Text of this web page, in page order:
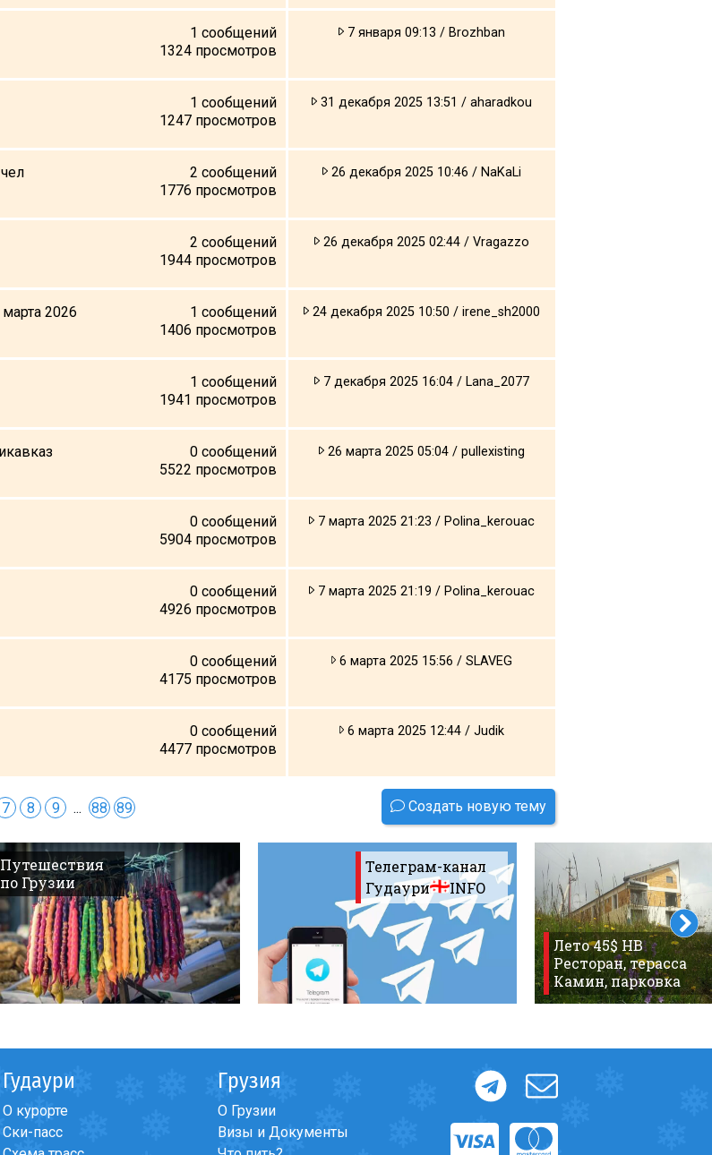
1 сообщений
1324 просмотров
7 января 09:13 / Brozhban
1 сообщений
1247 просмотров
31 декабря 2025 13:51 / aharadkou
2 сообщений
1776 просмотров
26 декабря 2025 10:46 / NaKaLi
2 сообщений
1944 просмотров
26 декабря 2025 02:44 / Vragazzo
2026 1 сообщений
1406 просмотров
24 декабря 2025 10:50 / irene_sh2000
1 сообщений
1941 просмотров
7 декабря 2025 16:04 / Lana_2077
0 сообщений
5522 просмотров
26 марта 2025 05:04 / pullexisting
0 сообщений
5904 просмотров
7 марта 2025 21:23 / Polina_kerouac
0 сообщений
4926 просмотров
7 марта 2025 21:19 / Polina_kerouac
0 сообщений
4175 просмотров
6 марта 2025 15:56 / SLAVEG
0 сообщений
4477 просмотров
6 марта 2025 12:44 / Judik
7 8 9 ... 88 89 Создать новую тему
Путешествия
по Грузии
Телеграм-канал
Гудаури
INFO
Лето 45$ HB
Ресторан, терасса
Камин, парковка
Гудаури
О курорте
Ски-пасс
Грузия
О Грузии
Визы и Документы